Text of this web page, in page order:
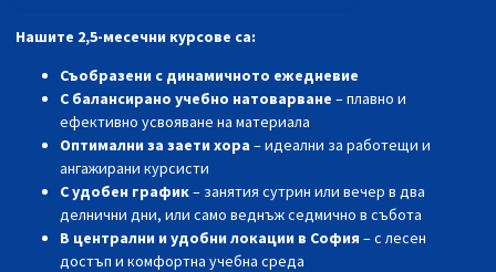
Нашите 2,5-месечни курсове са:
Съобразени с динамичното ежедневие
С балансирано учебно натоварване – плавно и
ефективно усвояване на материала
Оптимални за заети хора – идеални за работещи и
ангажирани курсисти
С удобен график – занятия сутрин или вечер в два
делнични дни, или само веднъж седмично в събота
В централни и удобни локации в София – с лесен
достъп и комфортна учебна среда